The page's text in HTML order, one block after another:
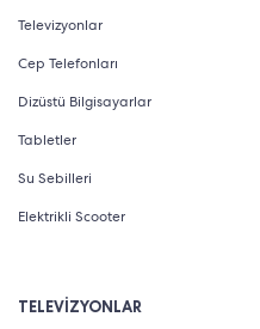
Televizyonlar
Cep Telefonları
Dizüstü Bilgisayarlar
Tabletler
Su Sebilleri
Elektrikli Scooter
TELEVİZYONLAR